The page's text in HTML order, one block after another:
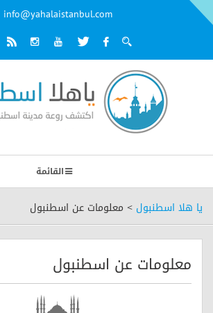
info@yahalaistanbul.com
القائمة
يا هلا اسطنبول > معلومات عن اسطنبول
معلومات عن اسطنبول